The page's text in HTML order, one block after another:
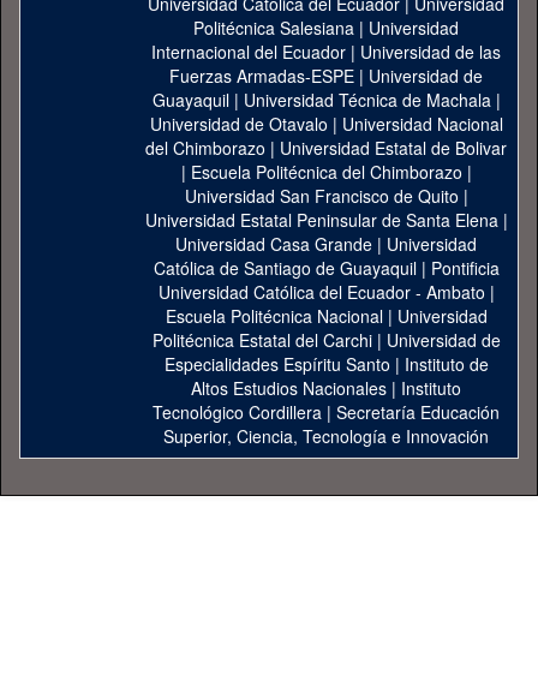
Politécnica Salesiana | Universidad
Internacional del Ecuador | Universidad de las
Fuerzas Armadas-ESPE | Universidad de
Guayaquil| Universidad Técnica de Machala|
Universidad de Otavalo | Universidad Nacional
del Chimborazo | Universidad Estatal de Bolivar
| Escuela Politécnica del Chimborazo |
Universidad San Francisco de Quito |
Universidad Estatal Peninsular de Santa Elena|
Universidad Casa Grande | Universidad
Católica de Santiago de Guayaquil| Pontificia
Universidad Católica del Ecuador - Ambato |
Escuela Politécnica Nacional| Universidad
Politécnica Estatal del Carchi| Universidad de
Especialidades Espíritu Santo | Instituto de
Altos Estudios Nacionales | Instituto
Tecnológico Cordillera | Secretaría Educación
Superior, Ciencia, Tecnología e Innovación